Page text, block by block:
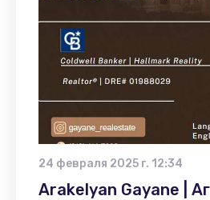
24 февраля 2025 г. 12:34
Arakelyan Gayane |